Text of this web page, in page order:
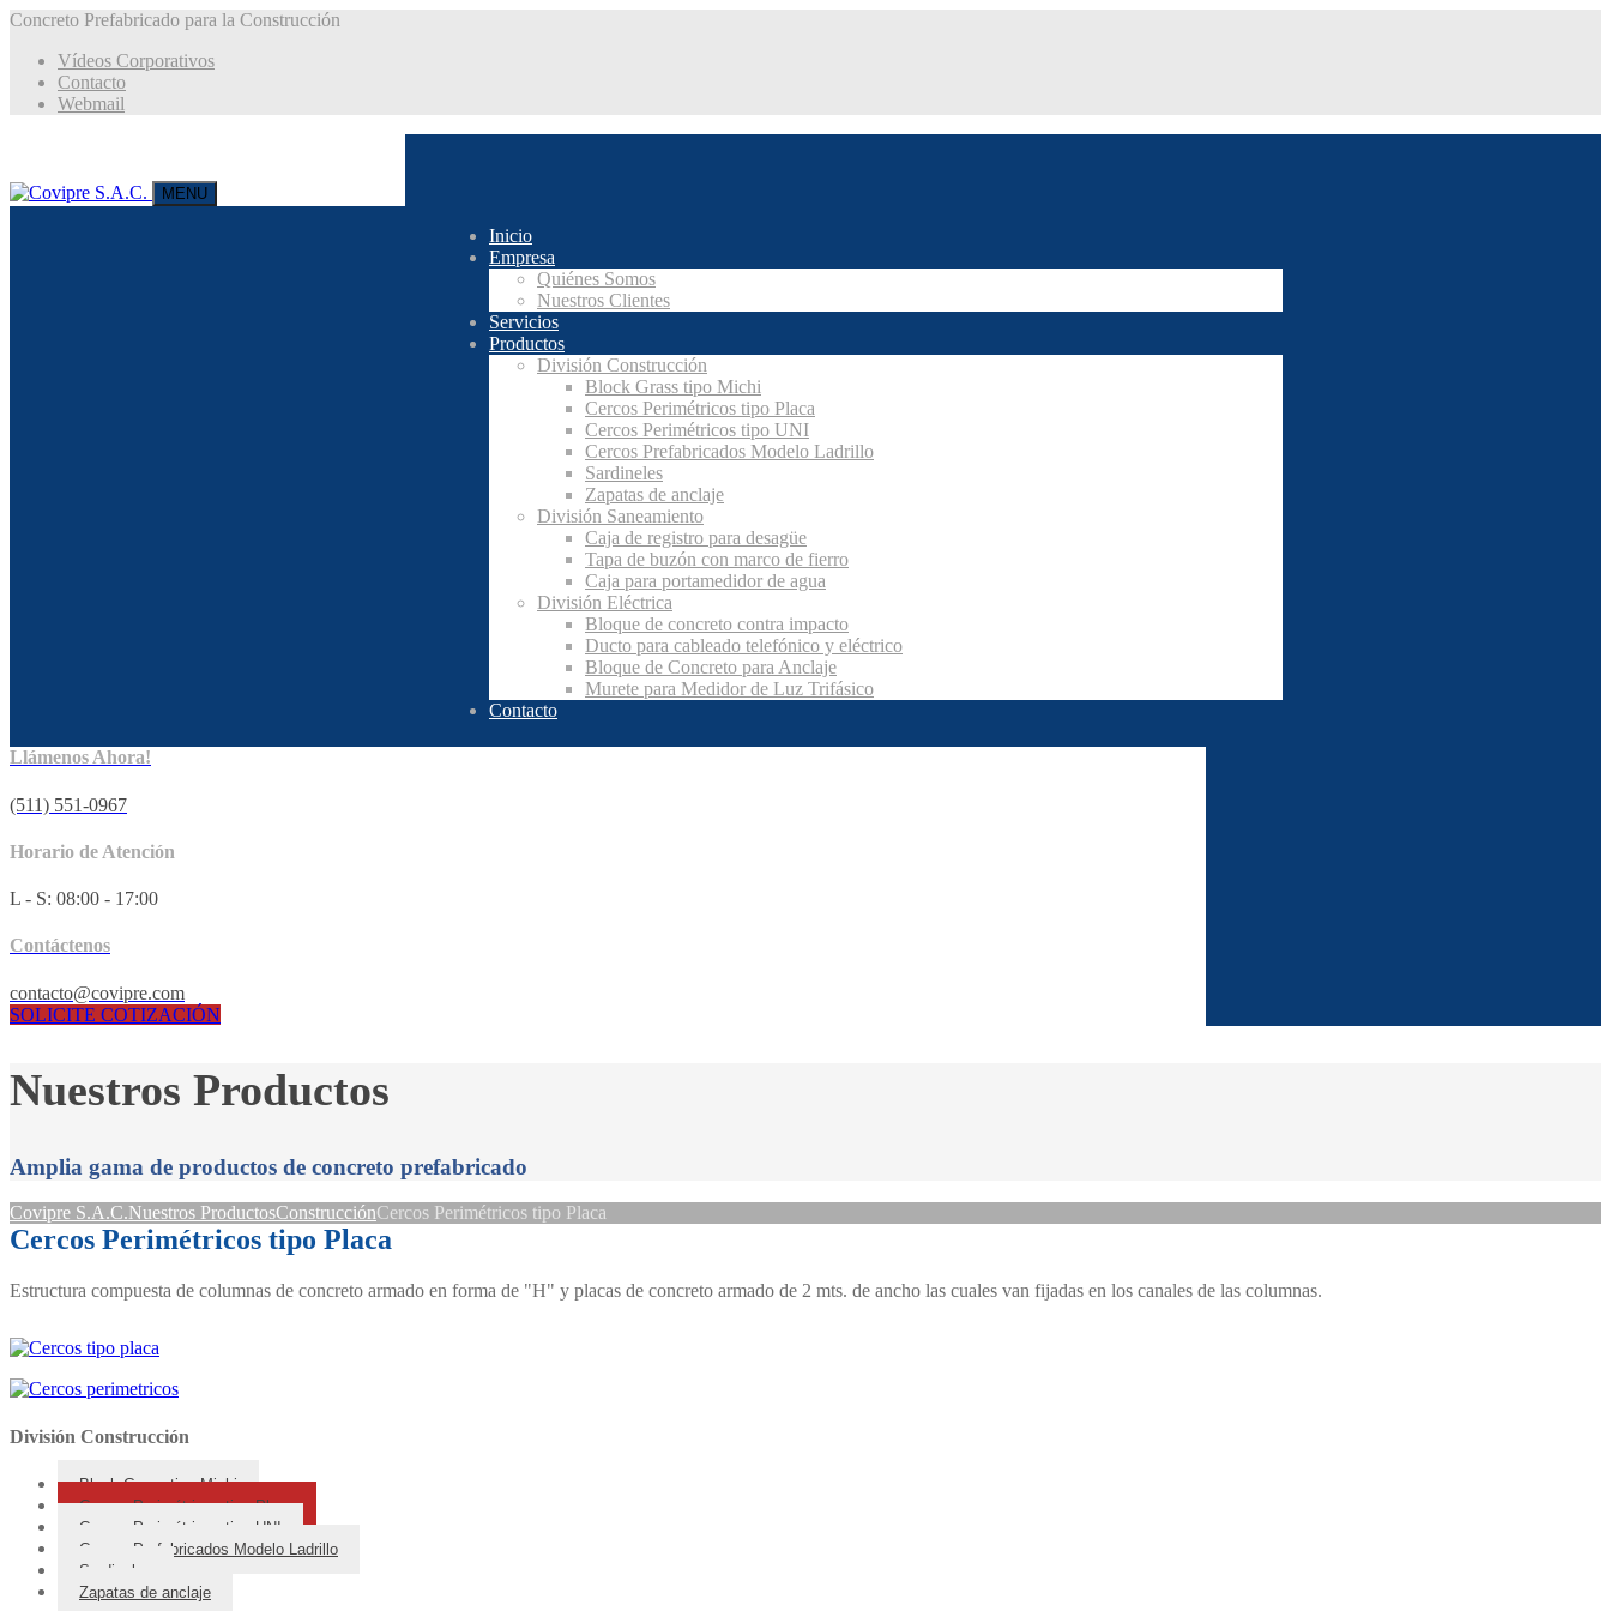
Concreto Prefabricado para la Construcción
Vídeos Corporativos
Contacto
Webmail
MENU
Inicio
Empresa
Quiénes Somos
Nuestros Clientes
Servicios
Productos
División Construcción
Block Grass tipo Michi
Cercos Perimétricos tipo Placa
Cercos Perimétricos tipo UNI
Cercos Prefabricados Modelo Ladrillo
Sardineles
Zapatas de anclaje
División Saneamiento
Caja de registro para desagüe
Tapa de buzón con marco de fierro
Caja para portamedidor de agua
División Eléctrica
Bloque de concreto contra impacto
Ducto para cableado telefónico y eléctrico
Bloque de Concreto para Anclaje
Murete para Medidor de Luz Trifásico
Contacto
Llámenos Ahora!
(511) 551-0967
Horario de Atención
L - S: 08:00 - 17:00
Contáctenos
contacto@covipre.com
SOLICITE COTIZACIÓN
Nuestros Productos
Amplia gama de productos de concreto prefabricado
Covipre S.A.C.Nuestros ProductosConstrucciónCercos Perimétricos tipo Placa
Cercos Perimétricos tipo Placa
Estructura compuesta de columnas de concreto armado en forma de "H" y placas de concreto armado de 2 mts. de ancho las cuales van fijadas en los canales de las columnas.
División Construcción
Block Grass tipo Michi
Cercos Perimétricos tipo Placa
Cercos Perimétricos tipo UNI
Cercos Prefabricados Modelo Ladrillo
Sardineles
Zapatas de anclaje